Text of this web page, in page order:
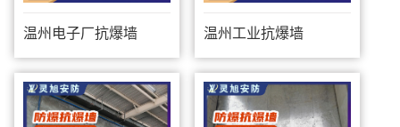
温州电子厂抗爆墙 温州工业抗爆墙